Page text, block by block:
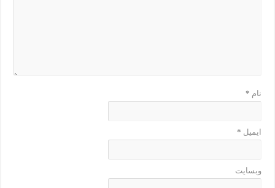
نام *
ایمیل *
وبسایت